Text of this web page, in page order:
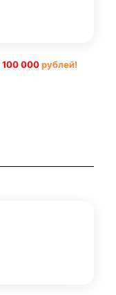
100 000рублей!